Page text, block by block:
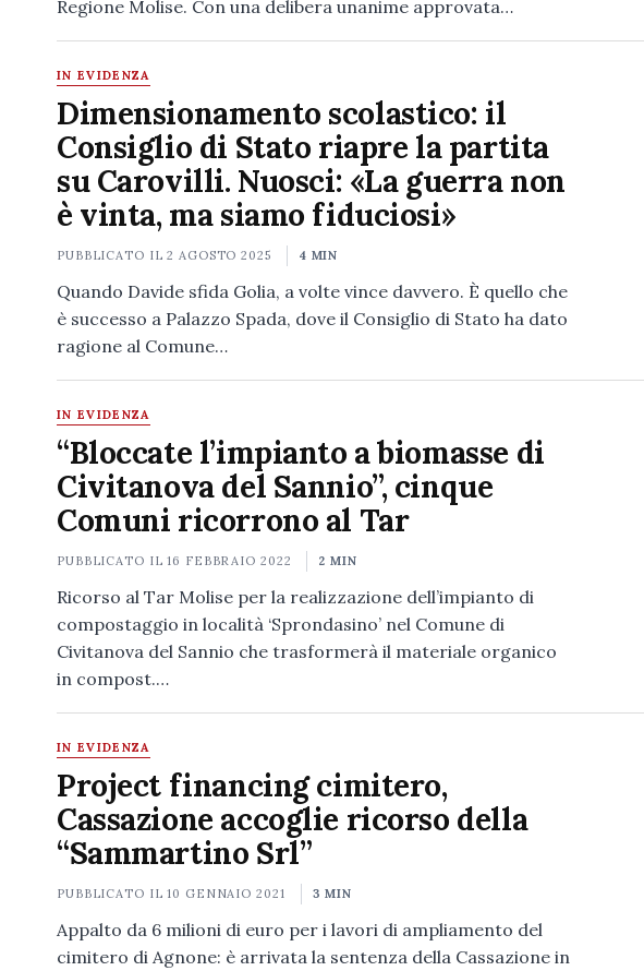
Regione Molise. Con una delibera unanime approvata…
IN EVIDENZA
Dimensionamento scolastico: il
Consiglio di Stato riapre la partita
su Carovilli. Nuosci: «La guerra non
è vinta, ma siamo fiduciosi»
PUBBLICATO IL2 AGOSTO 2025 4 MIN
Quando Davide sfida Golia, a volte vince davvero. È quello che
è successo a Palazzo Spada, dove il Consiglio di Stato ha dato
ragione al Comune…
IN EVIDENZA
“Bloccate l’impianto a biomasse di
Civitanova del Sannio”, cinque
Comuni ricorrono al Tar
PUBBLICATO IL16 FEBBRAIO 2022 2 MIN
Ricorso al Tar Molise per la realizzazione dell’impianto di
compostaggio in località ‘Sprondasino’ nel Comune di
Civitanova del Sannio che trasformerà il materiale organico
in compost.…
IN EVIDENZA
Project financing cimitero,
Cassazione accoglie ricorso della
“Sammartino Srl”
PUBBLICATO IL10 GENNAIO 2021 3 MIN
Appalto da 6 milioni di euro per i lavori di ampliamento del
cimitero di Agnone: è arrivata la sentenza della Cassazione in